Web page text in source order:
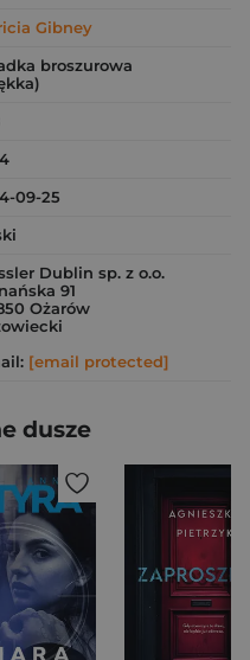
Gibney
broszurowa
09-25
Dublin sp. z o.o.
91
Ożarów
[email protected]
dusze